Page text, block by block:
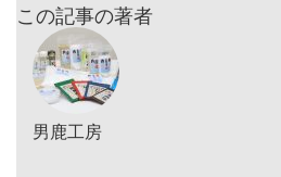
この記事の著者
男鹿工房